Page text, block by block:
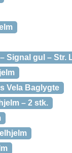
Signal gul – Str.
Vela Baglygte
– 2 stk.